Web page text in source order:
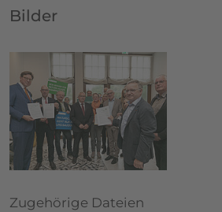
Bilder
Zugehörige Dateien